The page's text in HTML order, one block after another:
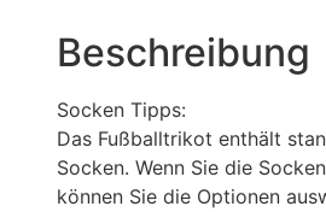
Beschreibung
Socken Tipps:
Das Fußballtrikot enthält
Socken. Wenn Sie die
können Sie die Optionen